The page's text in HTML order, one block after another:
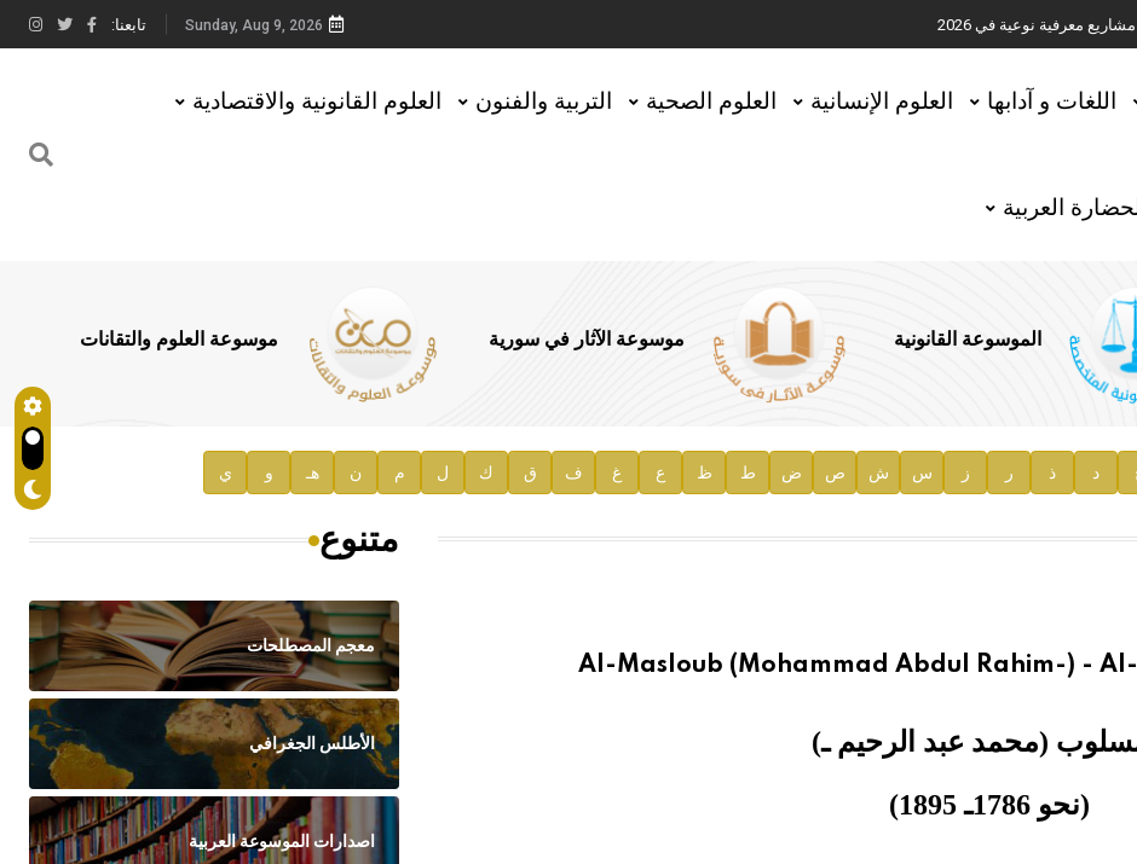
معرفية نوعية في 2026
2026
Sunday, Aug 9, 2026 تابعنا:
اللغات و آدابها العلوم الإنسانية العلوم الصحية التربية والفنون العلوم القانونية والاقتصادية
العربية
الموسوعة القانونية موسوعة الآثار في سورية موسوعة العلوم والتقانات
د ذ ر ز س ش ص ض ط ظ ع غ ف ق ك ل م ن هـ و ي
Al-Masloub (Mohammad Abdul Rahim-) -
(محمد عبد الرحيم ـ)
(نحو 1786ـ 1895)
متنوع
معجم المصطلحات
الأطلس الجغرافي
اصدارات الموسوعة العربية